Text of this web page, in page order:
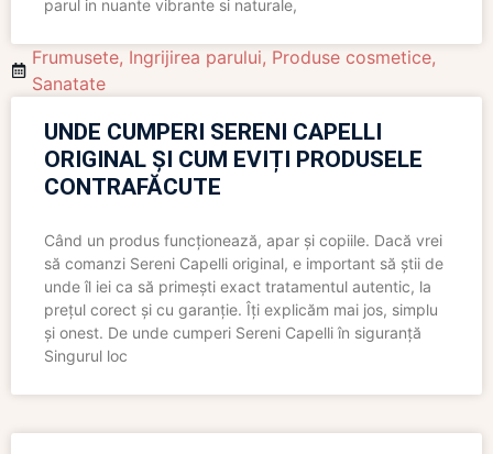
parul in nuante vibrante si naturale,
Frumusete, Ingrijirea parului, Produse cosmetice,
Sanatate
UNDE CUMPERI SERENI CAPELLI
ORIGINAL ȘI CUM EVIȚI PRODUSELE
CONTRAFĂCUTE
Când un produs funcționează, apar și copiile. Dacă vrei
să comanzi Sereni Capelli original, e important să știi de
unde îl iei ca să primești exact tratamentul autentic, la
prețul corect și cu garanție. Îți explicăm mai jos, simplu
și onest. De unde cumperi Sereni Capelli în siguranță
Singurul loc